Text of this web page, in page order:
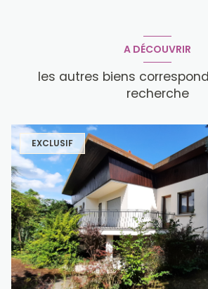
A DÉCOUVRIR
les autres biens
recherche
EXCLUSIF